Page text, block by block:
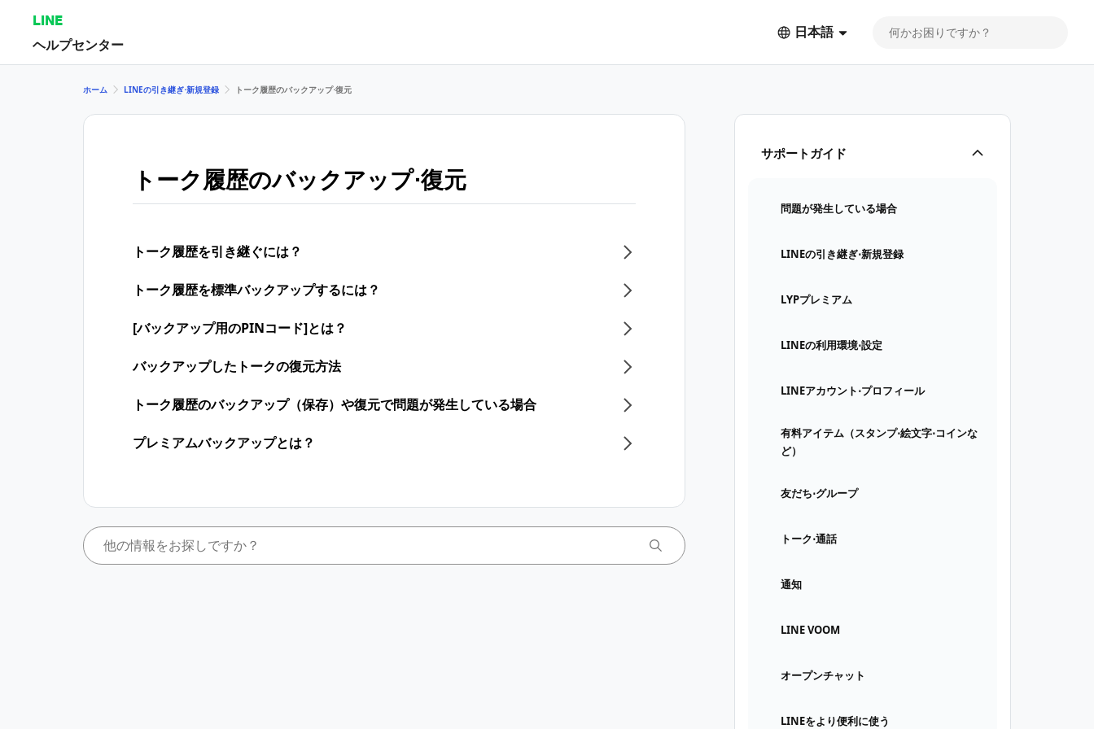
LINE
ヘルプセンター
日本語
サポートガイド
問題が発生している場合
LINEの引き継ぎ⋅新規登録
LYPプレミアム
LINEの利用環境⋅設定
LINEアカウント⋅プロフィール
有料アイテム（スタンプ⋅絵文字⋅コインな
ど）
友だち⋅グループ
トーク⋅通話
通知
LINE VOOM
オープンチャット
LINEをより便利に使う
ホーム LINEの引き継ぎ⋅新規登録 トーク履歴のバックアップ⋅復元
トーク履歴のバックアップ⋅復元
トーク履歴を引き継ぐには？
トーク履歴を​標準バックアップする​には？
[バックアップ用のPINコード]とは？
バックアップしたトークの復元方法
トーク履歴のバックアップ（保存）や復元で問題が発生している場合
プレミアムバックアップとは？